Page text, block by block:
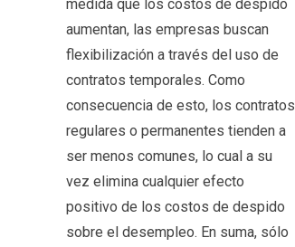
medida que los costos de despido
aumentan, las empresas buscan
flexibilización a través del uso de
contratos temporales. Como
consecuencia de esto, los contratos
regulares o permanentes tienden a
ser menos comunes, lo cual a su
vez elimina cualquier efecto
positivo de los costos de despido
sobre el desempleo. En suma, sólo